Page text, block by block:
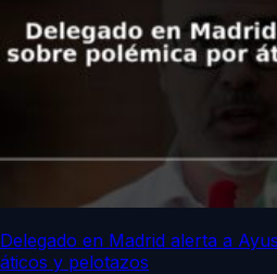
Delegado en Madrid alerta a
áticos y pelotazos